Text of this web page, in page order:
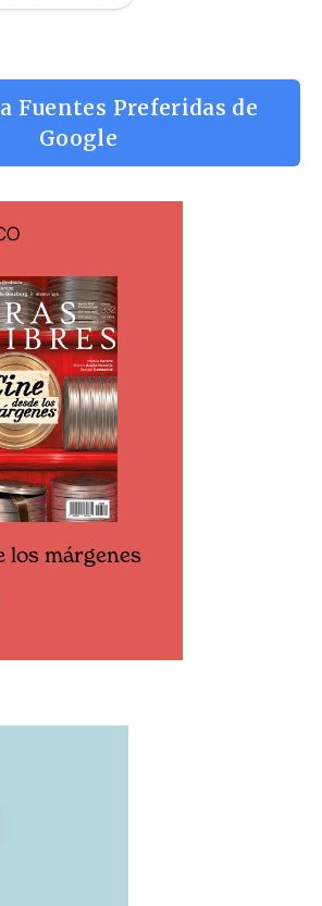
Fuentes Preferidas de
Google
los márgenes